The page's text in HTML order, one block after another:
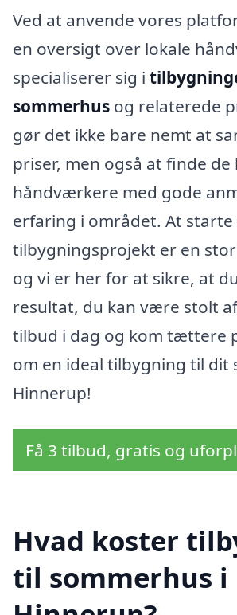
Ved at anvende vores
en oversigt over lokale
specialiserer sig i
sommerhus og relaterede
gør det ikke bare nemt at
priser, men også at finde de
håndværkere med gode
erfaring i området. At starte
tilbygningsprojekt er en
og vi er her for at sikre, at
resultat, du kan være stolt
tilbud i dag og kom tættere
om en ideal tilbygning til dit
Hinnerup!
Få 3 tilbud, gratis og
Hvad koster
til sommerhus i